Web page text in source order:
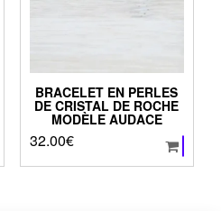
BRACELET EN PERLES
DE CRISTAL DE ROCHE
MODÈLE AUDACE
32.00€